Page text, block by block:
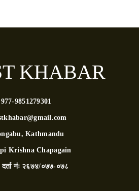
KHABAR
977-9851279301
Kathmandu
Krishna Chapagain
नंः २६७४/०७७-०७८